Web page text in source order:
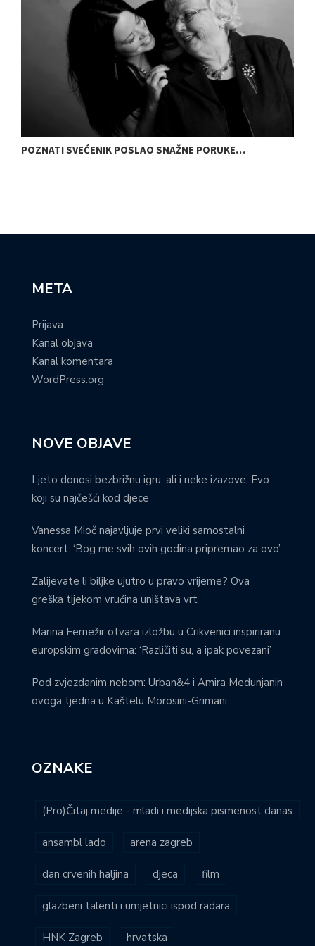
POZNATI SVEĆENIK POSLAO SNAŽNE PORUKE…
META
Prijava
Kanal objava
Kanal komentara
WordPress.org
NOVE OBJAVE
Ljeto donosi bezbrižnu igru, ali i neke izazove: Evo
koji su najčešći kod djece
Vanessa Mioč najavljuje prvi veliki samostalni
koncert: ‘Bog me svih ovih godina pripremao za ovo’
Zalijevate li biljke ujutro u pravo vrijeme? Ova
greška tijekom vrućina uništava vrt
Marina Fernežir otvara izložbu u Crikvenici inspiriranu
europskim gradovima: ‘Različiti su, a ipak povezani’
Pod zvjezdanim nebom: Urban&4 i Amira Medunjanin
ovoga tjedna u Kaštelu Morosini-Grimani
OZNAKE
(Pro)Čitaj medije - mladi i medijska pismenost danas
ansambl lado arena zagreb
dan crvenih haljina djeca film
glazbeni talenti i umjetnici ispod radara
HNK Zagreb hrvatska